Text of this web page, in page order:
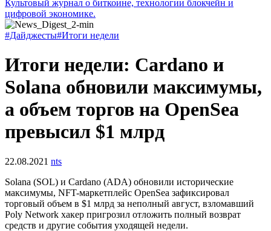
Культовый журнал о биткоине, технологии блокчейн и
цифровой экономике.
#Дайджесты#Итоги недели
Итоги недели: Cardano и
Solana обновили максимумы,
а объем торгов на OpenSea
превысил $1 млрд
22.08.2021 nts
Solana (SOL) и Cardano (ADA) обновили исторические
максимумы, NFT-маркетплейс OpenSea зафиксировал
торговый объем в $1 млрд за неполный август, взломавший
Poly Network хакер пригрозил отложить полный возврат
средств и другие события уходящей недели.